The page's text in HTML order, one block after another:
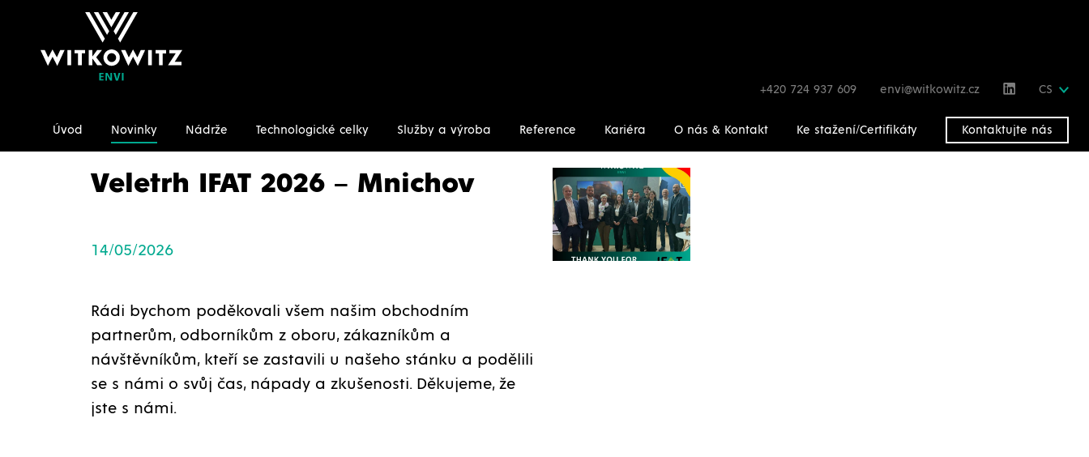
+420 724 937 609 envi@witkowitz.cz CS
Úvod Novinky Nádrže Technologické celky Služby a výroba Reference Kariéra O nás & Kontakt Ke stažení/Certifikáty Kontaktujte nás
Úvodní stránka Novinky Veletrh IFAT 2026 – Mnichov
Veletrh IFAT 2026 – Mnichov
14/05/2026
Rádi bychom poděkovali všem našim obchodním
partnerům, odborníkům z oboru, zákazníkům a
návštěvníkům, kteří se zastavili u našeho stánku a podělili
se s námi o svůj čas, nápady a zkušenosti. Děkujeme, že
jste s námi.